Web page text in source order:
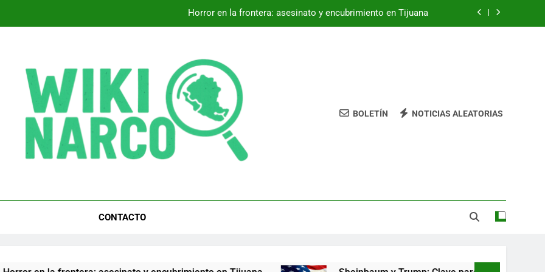
Horror en la frontera: asesinato y encubrimiento en Tijuana
Descubre cómo ‘Candela’ de Greeicy enciende tu espíritu
Horror en la frontera: asesinato y encubrimiento en Tijuana
Sheinbaum y Trump: Clave para el comercio entre México y EE. UU.
BOLETÍN NOTICIAS ALEATORIAS
CONTACTO